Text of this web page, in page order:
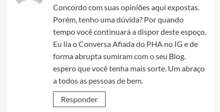
Concordo com suas opiniões aqui expostas.
Porém, tenho uma dúvida? Por quando
tempo você continuará a dispor deste espoço.
Eu lia o Conversa Afiada do PHA no IG e de
forma abrupta sumiram com o seu Blog.
espero que você tenha mais sorte. Um abraço
a todos as pessoas de bem.
Responder